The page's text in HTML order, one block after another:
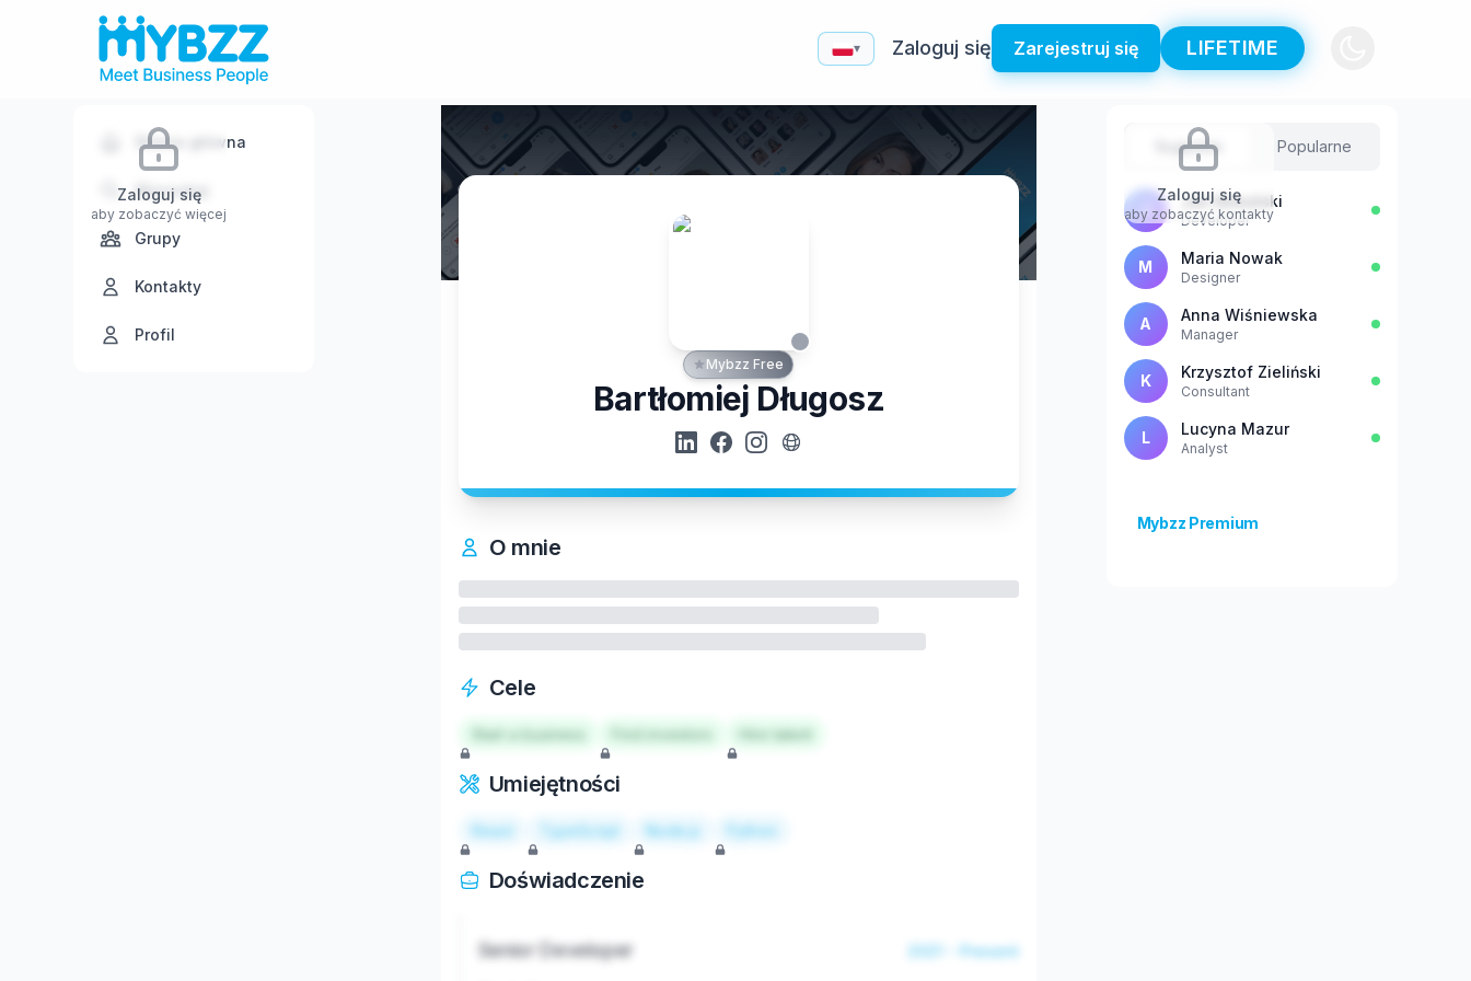
▾ Zaloguj się Zarejestruj się LIFETIME
Zaloguj się
aby zobaczyć więcej
Strona główna
Wyszukaj
Grupy
Kontakty
Profil
Mybzz Free
Bartłomiej Długosz
O mnie
Cele
Start a business Hire talent
Umiejętności
React TypeScript Node.js Python
Doświadczenie
Senior Developer 2021 - Present
Zaloguj się
aby zobaczyć kontakty
Sugestie Popularne
J Jan Kowalski
Developer
M Maria Nowak
Designer
A Anna Wiśniewska
Manager
K Krzysztof Zieliński
Consultant
L Lucyna Mazur
Analyst
Mybzz Premium